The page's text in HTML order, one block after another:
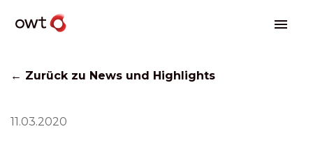
← Zurück zu News und Highlights
11.03.2020